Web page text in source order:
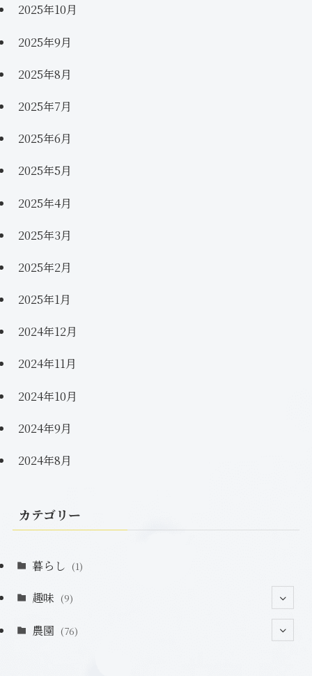
2025年10月
2025年9月
2025年8月
2025年7月
2025年6月
2025年5月
2025年4月
2025年3月
2025年2月
2025年1月
2024年12月
2024年11月
2024年10月
2024年9月
2024年8月
カテゴリー
暮らし (1)
趣味 (9)
農園 (76)